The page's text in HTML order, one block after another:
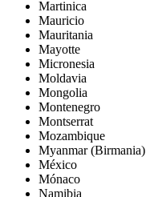
Martinica
Mauricio
Mauritania
Mayotte
Micronesia
Moldavia
Mongolia
Montenegro
Montserrat
Mozambique
Myanmar (Birmania)
México
Mónaco
Namibia